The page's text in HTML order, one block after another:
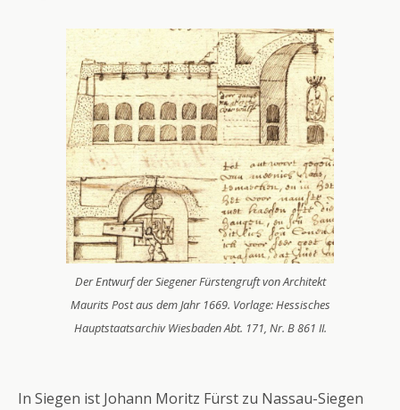
Der Entwurf der Siegener Fürstengruft von Architekt
Maurits Post aus dem Jahr 1669. Vorlage: Hessisches
Hauptstaatsarchiv Wiesbaden Abt. 171, Nr. B 861 II.
In Siegen ist Johann Moritz Fürst zu Nassau-Siegen